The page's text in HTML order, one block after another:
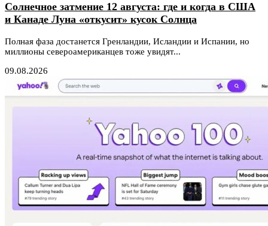
Солнечное затмение 12 августа: где и когда в США
и Канаде Луна «откусит» кусок Солнца
Полная фаза достанется Гренландии, Исландии и Испании, но
миллионы североамериканцев тоже увидят...
09.08.2026